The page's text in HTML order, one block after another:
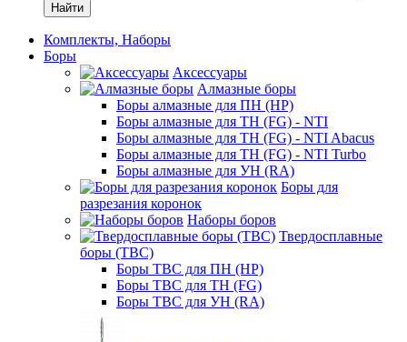
Найти
Комплекты, Наборы
Боры
Аксессуары
Алмазные боры
Боры алмазные для ПН (HP)
Боры алмазные для ТН (FG) - NTI
Боры алмазные для ТН (FG) - NTI Abacus
Боры алмазные для ТН (FG) - NTI Turbo
Боры алмазные для УН (RA)
Боры для
разрезания коронок
Наборы боров
Твердосплавные
боры (ТВС)
Боры ТВС для ПН (HP)
Боры ТВС для ТН (FG)
Боры ТВС для УН (RA)